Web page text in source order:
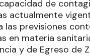
de
actualmente
previsiones
en materia
y de Egreso de